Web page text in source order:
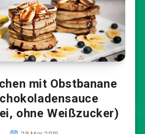
mit Obstbanane
ohne Weißzucker)